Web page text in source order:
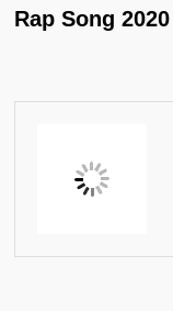
Rap Song 2020